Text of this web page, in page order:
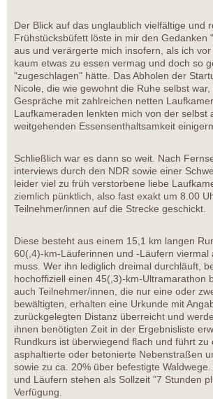
Der Blick auf das unglaublich vielfältige und
Frühstücksbüfett löste in mir den Gedanken
aus und verärgerte mich insofern, als ich
kaum etwas zu essen vermag und doch so
"zugeschlagen" hätte. Das Abholen der
Nicole, die wie gewohnt die Ruhe selbst
Gespräche mit zahlreichen netten
Laufkameraden lenkten mich von der selbst
weitgehenden Essensenthaltsamkeit
Schließlich war es dann so weit. Nach
interviews durch den NDR sowie einer
leider viel zu früh verstorbene liebe
ziemlich pünktlich, also fast exakt um 8.00
Teilnehmer/innen auf die Strecke geschickt.
Diese besteht aus einem 15,1 km langen
60(,4)-km-Läuferinnen und -Läufern viermal
muss. Wer ihn lediglich dreimal durchläuft,
hochoffiziell einen 45(,3)-km-Ultramarathon
auch Teilnehmer/innen, die nur eine oder
bewältigten, erhalten eine Urkunde mit
zurückgelegten Distanz überreicht und
ihnen benötigten Zeit in der Ergebnisliste
Rundkurs ist überwiegend flach und führt zu
asphaltierte oder betonierte Nebenstraßen
sowie zu ca. 20% über befestigte
und Läufern stehen als Sollzeit "7 Stunden
Verfügung.